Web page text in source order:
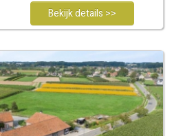
Bekijk details >>